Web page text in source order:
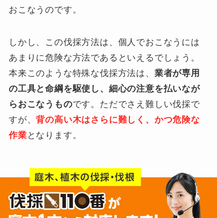
おこなうのです。
しかし、この伐採方法は、個人でおこなうには
あまりに危険な方法であるといえるでしょう。
本来このような特殊な伐採方法は、 業者が専用
の工具と命綱を駆使し、細心の注意を払いなが
らおこなうものです。ただでさえ難しい伐採で
すが、背の高い木はさらに難しく、かつ危険な
作業 となります。